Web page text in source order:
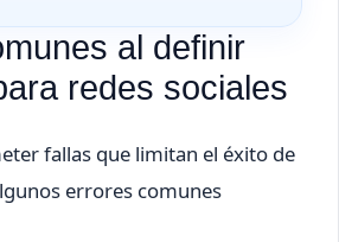
al definir
redes sociales
fallas que limitan el éxito de
errores comunes